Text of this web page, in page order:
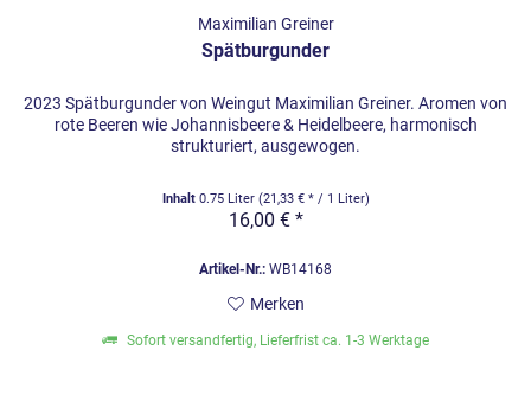
Maximilian Greiner
Spätburgunder
2023 Spätburgunder von Weingut Maximilian Greiner. Aromen von
rote Beeren wie Johannisbeere & Heidelbeere, harmonisch
strukturiert, ausgewogen.
Inhalt 0.75 Liter (21,33 € * / 1 Liter)
16,00 € *
Artikel-Nr.: WB14168
Merken
Sofort versandfertig, Lieferfrist ca. 1-3 Werktage